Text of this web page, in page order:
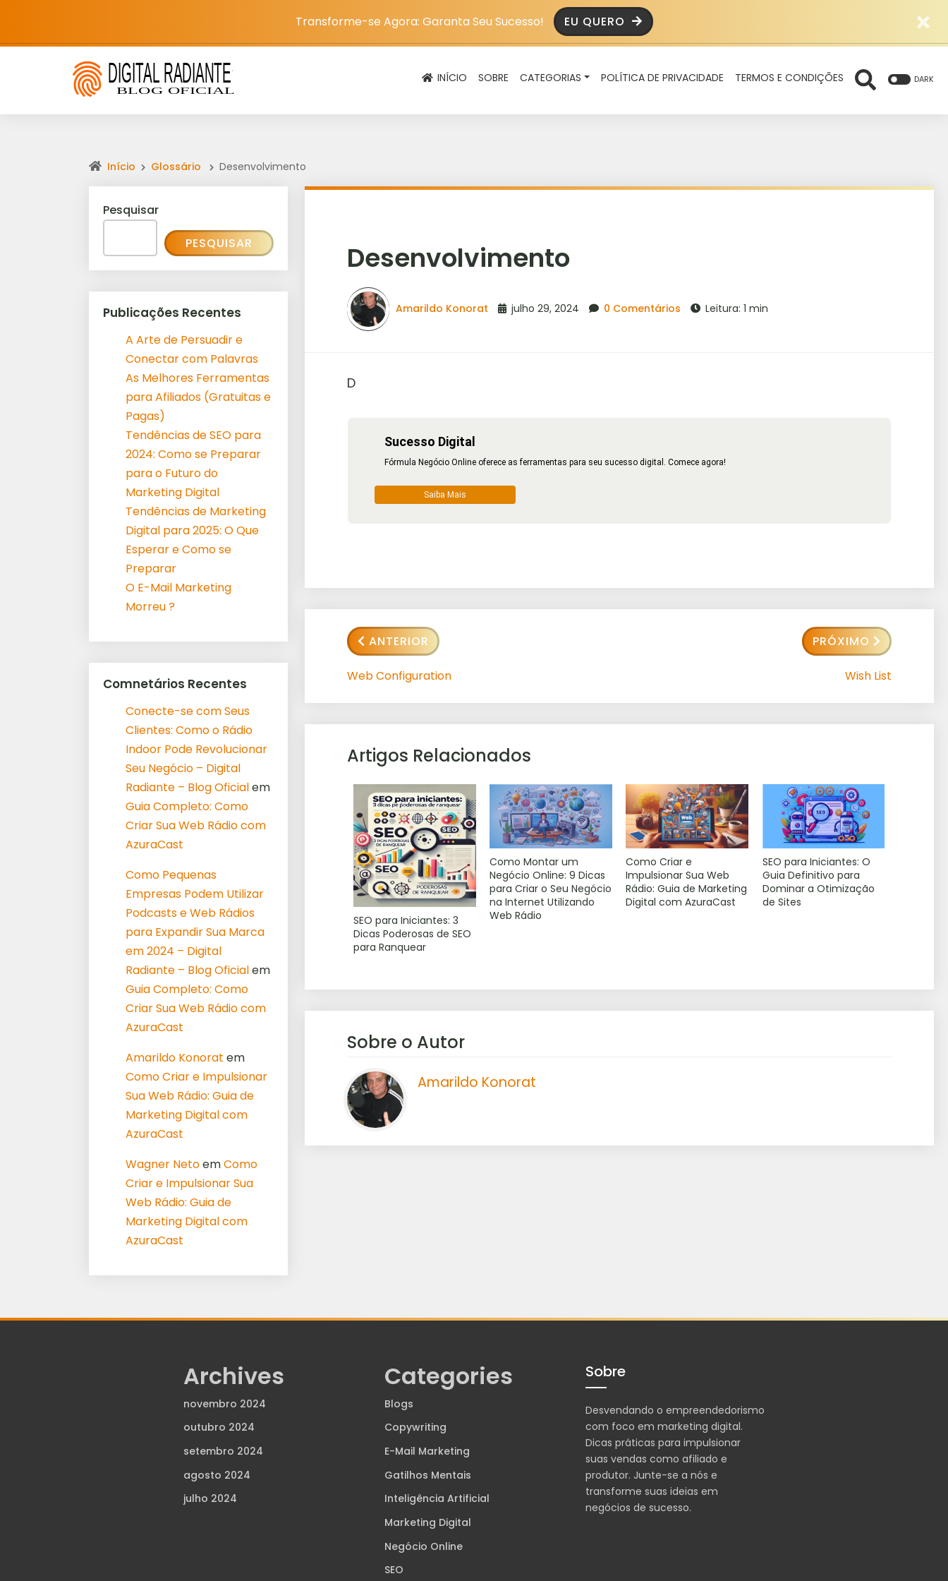
Transforme-se Agora: Garanta Seu Sucesso! EU QUERO
INÍCIO SOBRE CATEGORIAS POLÍTICA DE PRIVACIDADE TERMOS E CONDIÇÕES DARK
Início Glossário Desenvolvimento
Desenvolvimento
Amarildo Konorat julho 29, 2024 0 Comentários Leitura: 1 min
D
Sucesso Digital
Fórmula Negócio Online oferece as ferramentas para seu sucesso digital. Comece agora!
Saiba Mais
ANTERIOR
Web Configuration
PRÓXIMO
Wish List
Artigos Relacionados
SEO para Iniciantes: 3
Dicas Poderosas de SEO
para Ranquear
Como Montar um
Negócio Online: 9 Dicas
para Criar o Seu Negócio
na Internet Utilizando
Web Rádio
Como Criar e
Impulsionar Sua Web
Rádio: Guia de Marketing
Digital com AzuraCast
SEO para Iniciantes: O
Guia Definitivo para
Dominar a Otimização
de Sites
Sobre o Autor
Amarildo Konorat
Pesquisar
PESQUISAR
Publicações Recentes
A Arte de Persuadir e
Conectar com Palavras
As Melhores Ferramentas
para Afiliados (Gratuitas e
Pagas)
Tendências de SEO para
2024: Como se Preparar
para o Futuro do
Marketing Digital
Tendências de Marketing
Digital para 2025: O Que
Esperar e Como se
Preparar
O E-Mail Marketing
Morreu ?
Comnetários Recentes
Conecte-se com Seus
Clientes: Como o Rádio
Indoor Pode Revolucionar
Seu Negócio – Digital
Radiante – Blog Oficialem
Guia Completo: Como
Criar Sua Web Rádio com
AzuraCast
Como Pequenas
Empresas Podem Utilizar
Podcasts e Web Rádios
para Expandir Sua Marca
em 2024 – Digital
Radiante – Blog Oficialem
Guia Completo: Como
Criar Sua Web Rádio com
AzuraCast
Amarildo Konorat em
Como Criar e Impulsionar
Sua Web Rádio: Guia de
Marketing Digital com
AzuraCast
Wagner NetoemComo
Criar e Impulsionar Sua
Web Rádio: Guia de
Marketing Digital com
AzuraCast
Archives
novembro 2024
outubro 2024
setembro 2024
agosto 2024
julho 2024
Categories
Blogs
Copywriting
E-Mail Marketing
Gatilhos Mentais
Inteligência Artificial
Marketing Digital
Negócio Online
SEO
Sobre
Desvendando o empreendedorismo
com foco em marketing digital.
Dicas práticas para impulsionar
suas vendas como afiliado e
produtor. Junte-se a nós e
transforme suas ideias em
negócios de sucesso.